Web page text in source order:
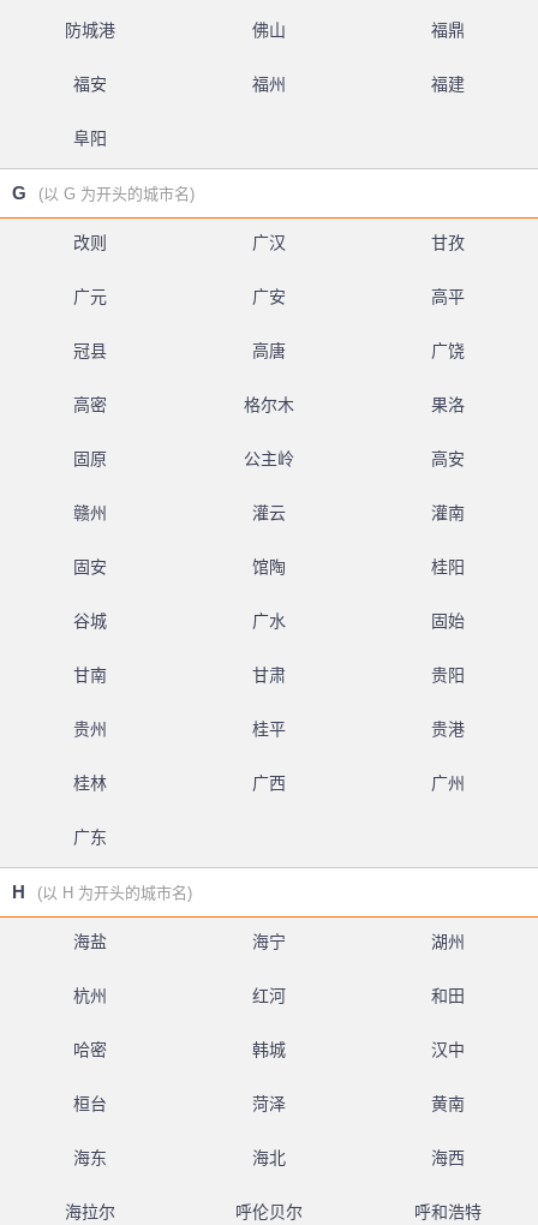
防城港 佛山 福鼎
福安 福州 福建
阜阳
G (以 G 为开头的城市名)
改则 广汉 甘孜
广元 广安 高平
冠县 高唐 广饶
高密 格尔木 果洛
固原 公主岭 高安
赣州 灌云 灌南
固安 馆陶 桂阳
谷城 广水 固始
甘南 甘肃 贵阳
贵州 桂平 贵港
桂林 广西 广州
广东
H (以 H 为开头的城市名)
海盐 海宁 湖州
杭州 红河 和田
哈密 韩城 汉中
桓台 菏泽 黄南
海东 海北 海西
海拉尔 呼伦贝尔 呼和浩特